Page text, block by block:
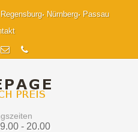
Regensburg Nürnberg
Passau
- 20.00